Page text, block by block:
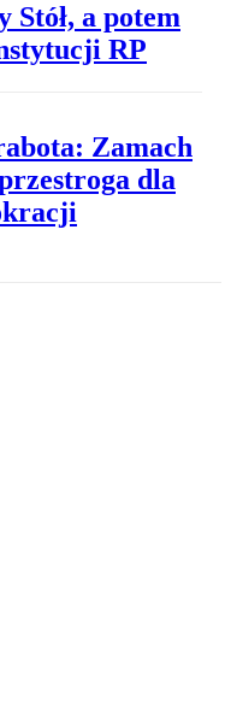
Stół, a potem
RP
Zamach
dla